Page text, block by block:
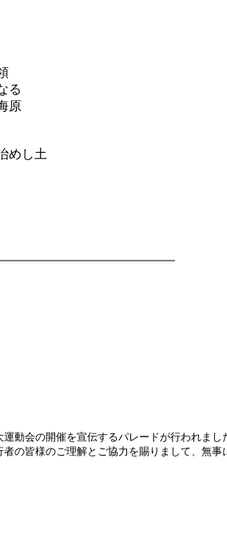
る
原
めし土
動会の開催を宣伝するパレードが行われま
の皆様のご理解とご協力を賜りまして、無事